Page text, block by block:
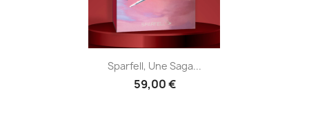
Sparfell, Une Saga...
59,00 €